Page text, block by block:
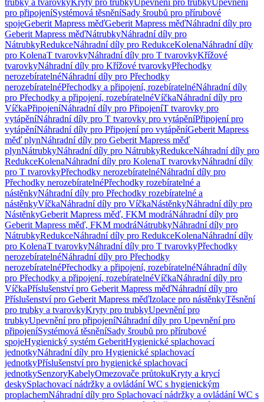
trubky a tvarovkyKryty pro trubkyUpevnění pro trubkyUpevnění
pro připojeníSystémová těsněníSady šroubů pro přírubové
spojeGeberit Mapress měďGeberit Mapress měďNáhradní díly pro
Geberit Mapress měďNátrubkyNáhradní díly pro
NátrubkyRedukceNáhradní díly pro RedukceKolenaNáhradní díly
pro KolenaT tvarovkyNáhradní díly pro T tvarovkyKřížové
tvarovkyNáhradní díly pro Křížové tvarovkyPřechodky
nerozebíratelnéNáhradní díly pro Přechodky
nerozebíratelnéPřechodky a připojení, rozebíratelnéNáhradní díly
pro Přechodky a připojení, rozebíratelnéVíčkaNáhradní díly pro
VíčkaPřipojeníNáhradní díly pro PřipojeníT tvarovky pro
vytápěníNáhradní díly pro T tvarovky pro vytápěníPřipojení pro
vytápěníNáhradní díly pro Připojení pro vytápěníGeberit Mapress
měď plynNáhradní díly pro Geberit Mapress měď
plynNátrubkyNáhradní díly pro NátrubkyRedukceNáhradní díly pro
RedukceKolenaNáhradní díly pro KolenaT tvarovkyNáhradní díly
pro T tvarovkyPřechodky nerozebíratelnéNáhradní díly pro
Přechodky nerozebíratelnéPřechodky rozebíratelné a
nástěnkyNáhradní díly pro Přechodky rozebíratelné a
nástěnkyVíčkaNáhradní díly pro VíčkaNástěnkyNáhradní díly pro
NástěnkyGeberit Mapress měď, FKM modráNáhradní díly pro
Geberit Mapress měď, FKM modráNátrubkyNáhradní díly pro
NátrubkyRedukceNáhradní díly pro RedukceKolenaNáhradní díly
pro KolenaT tvarovkyNáhradní díly pro T tvarovkyPřechodky
nerozebíratelnéNáhradní díly pro Přechodky
nerozebíratelnéPřechodky a připojení, rozebíratelnéNáhradní díly
pro Přechodky a připojení, rozebíratelnéVíčkaNáhradní díly pro
VíčkaPříslušenství pro Geberit Mapress měďNáhradní díly pro
Příslušenství pro Geberit Mapress měďIzolace pro nástěnkyTěsnění
pro trubky a tvarovkyKryty pro trubkyUpevnění pro
trubkyUpevnění pro připojeníNáhradní díly pro Upevnění pro
připojeníSystémová těsněníSady šroubů pro přírubové
spojeHygienický systém GeberitHygienické splachovací
jednotkyNáhradní díly pro Hygienické splachovací
jednotkyPříslušenství pro hygienické splachovací
jednotkySenzoryKabelyOmezovače průtokuKryty a krycí
deskySplachovací nádržky a ovládání WC s hygienickým
proplachemNáhradní díly pro Splachovací nádržky a ovládání WC s